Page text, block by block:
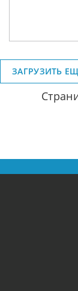
ЗАГРУЗИТЬ